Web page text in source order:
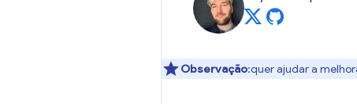
Observação:quer ajudar a